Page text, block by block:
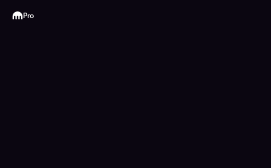
Kraken
Pro